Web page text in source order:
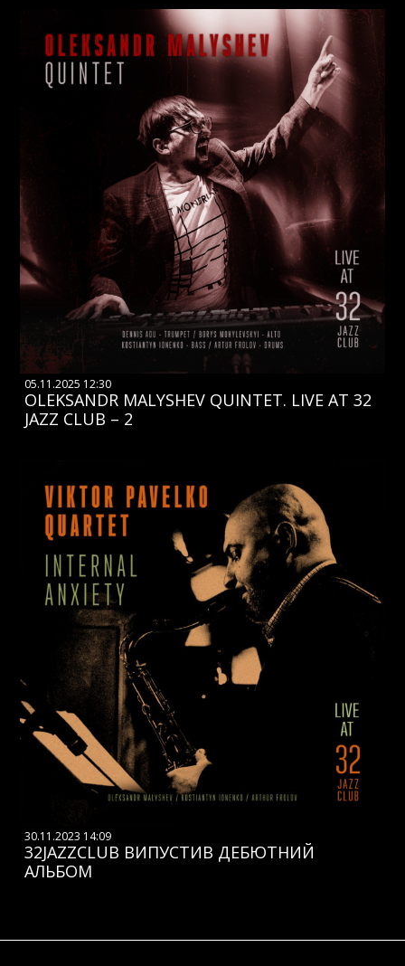
05.11.2025 12:30
OLEKSANDR MALYSHEV QUINTET. LIVE AT 32
JAZZ CLUB – 2
30.11.2023 14:09
32JAZZCLUB ВИПУСТИВ ДЕБЮТНИЙ
АЛЬБОМ